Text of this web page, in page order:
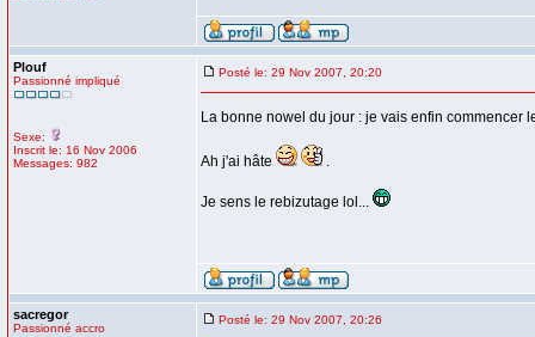
Plouf
Passionné impliqué
Sexe:
Inscrit le: 16 Nov 2006
Messages: 982
Posté le: 29 Nov 2007, 20:20
La bonne nowel du jour : je vais enfin commencer
Ah j'ai hâte .
Je sens le rebizutage lol...
sacregor
Passionné accro
Posté le: 29 Nov 2007, 20:26